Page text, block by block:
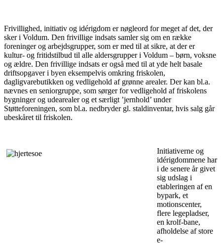
Frivillighed, initiativ og idérigdom er nøgleord for meget af det, der
sker i Voldum. Den frivillige indsats samler sig om en række
foreninger og arbejdsgrupper, som er med til at sikre, at der er
kultur- og fritidstilbud til alle aldersgrupper i Voldum – børn, voksne
og ældre. Den frivillige indsats er også med til at yde helt basale
driftsopgaver i byen eksempelvis omkring friskolen,
dagligvarebutikken og vedligehold af grønne arealer. Der kan bl.a.
nævnes en seniorgruppe, som sørger for vedligehold af friskolens
bygninger og udearealer og et særligt ’jernhold’ under
Støtteforeningen, som bl.a. nedbryder gl. staldinventar, hvis salg går
ubeskåret til friskolen.
Initiativerne og
idérigdommene har
i de senere år givet
sig udslag i
etableringen af en
bypark, et
motionscenter,
flere legepladser,
en krolf-bane,
afholdelse af store
e-